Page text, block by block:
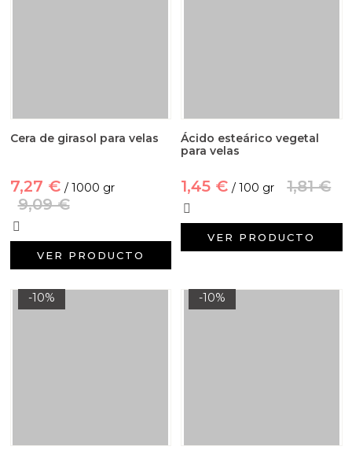
Cera de girasol para velas
7,27 € / 1000 gr
9,09 €
VER PRODUCTO
Ácido esteárico vegetal
para velas
1,45 € / 100 gr 1,81 €
VER PRODUCTO
-10% -10%